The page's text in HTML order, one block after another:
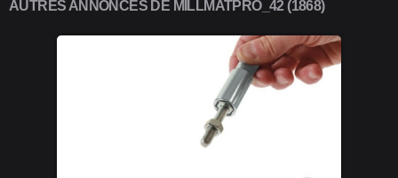
AUTRES ANNONCES DE MILLMATPRO_42 (1868)